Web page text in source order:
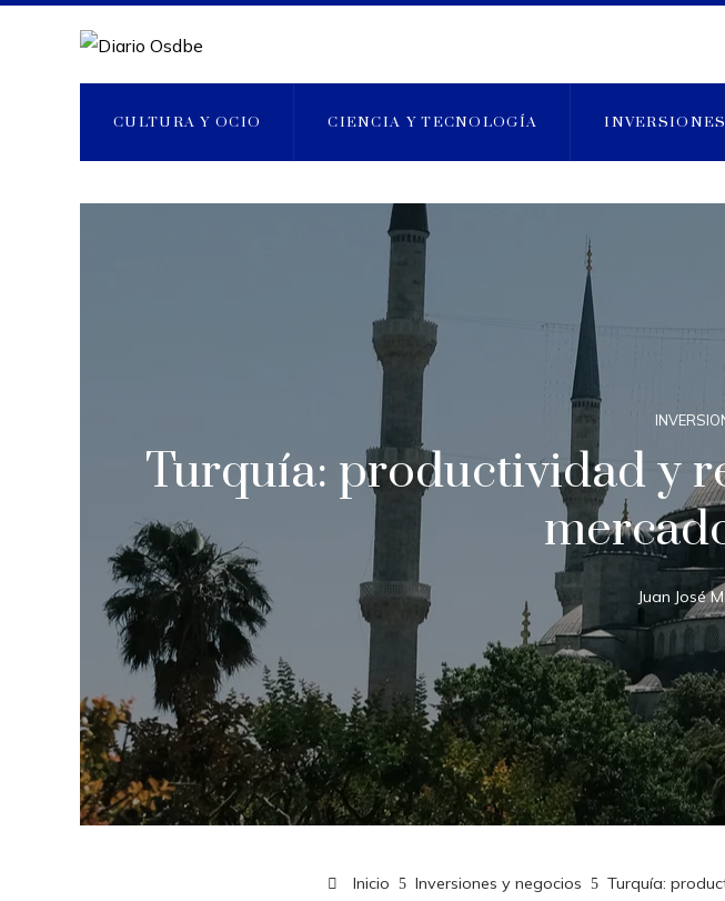
CULTURA Y OCIO CIENCIA Y TECNOLOGÍA
Turquía: productividad y
Juan José
Inicio Inversiones y negocios Turquía: